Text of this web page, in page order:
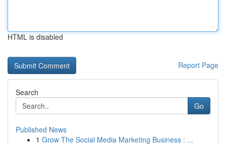
HTML is disabled
Report Page
Search
Go
Published News
1 Grow The Social Media Marketing Business : ...